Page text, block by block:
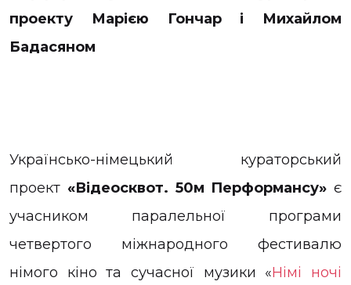
проекту Марією Гончар і Михайлом
Бадасяном
Українсько-німецький кураторський
проект «Відеосквот. 50м Перформансу» є
учасником паралельної програми
четвертого міжнародного фестивалю
німого кіно та сучасної музики «Німі ночі